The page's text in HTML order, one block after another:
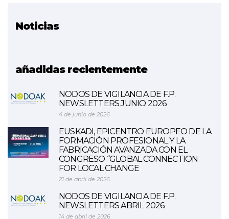
Noticias
añadidas recientemente
NODOS DE VIGILANCIA DE F.P.
NEWSLETTERS JUNIO 2026.
4 de junio de 2026
EUSKADI, EPICENTRO EUROPEO DE LA
FORMACIÓN PROFESIONAL Y LA
FABRICACIÓN AVANZADA CON EL
CONGRESO “GLOBAL CONNECTION
FOR LOCAL CHANGE
21 de abril de 2026
NODOS DE VIGILANCIA DE F.P.
NEWSLETTERS ABRIL 2026.
14 de abril de 2026